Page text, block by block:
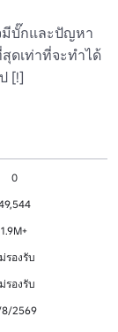
มีบั๊กและปัญหา
ดเท่าที่จะทำได้
[!]
0
1.9M+
รองรับ
รองรับ
2569